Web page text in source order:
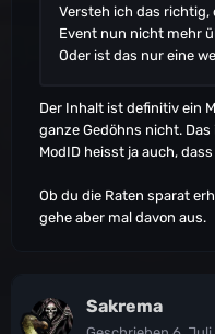
Versteh ich das richtig,
Event nun nicht mehr
Oder ist das nur eine
Der Inhalt ist definitiv ein
ganze Gedöhns nicht.
ModID heisst ja auch,
Ob du die Raten sparat
gehe aber mal davon aus.
Sakrema